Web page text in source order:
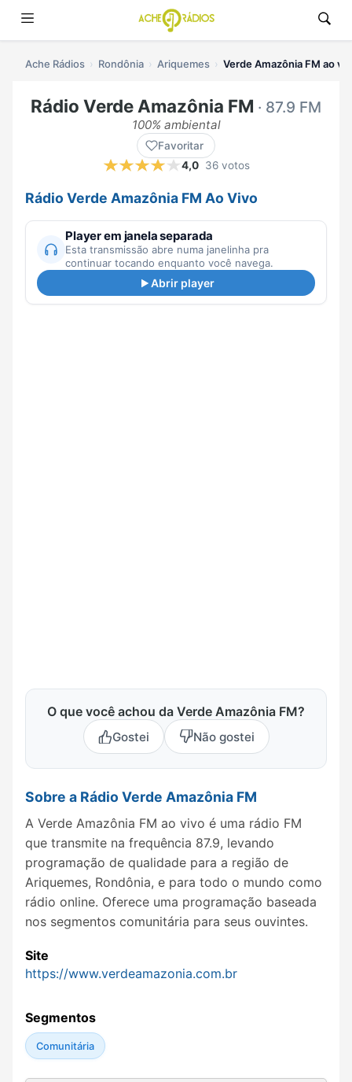
Ache Rádios Rondônia Ariquemes Verde Amazônia FM ao
Rádio Verde Amazônia FM · 87.9 FM
100% ambiental
Favoritar
4,0 36 votos
Rádio Verde Amazônia FM Ao Vivo
Player em janela separada
Esta transmissão abre numa janelinha pra
continuar tocando enquanto você navega.
Abrir player
O que você achou da Verde Amazônia FM?
Gostei Não gostei
Sobre a Rádio Verde Amazônia FM
A Verde Amazônia FM ao vivo é uma rádio FM
que transmite na frequência 87.9, levando
programação de qualidade para a região de
Ariquemes, Rondônia, e para todo o mundo como
rádio online. Oferece uma programação baseada
nos segmentos comunitária para seus ouvintes.
Site
https://www.verdeamazonia.com.br
Segmentos
Comunitária